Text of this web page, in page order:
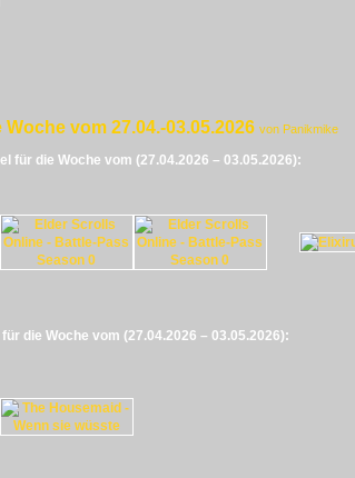
Woche vom 27.04.-03.05.2026 von Panikmike
für die Woche vom (27.04.2026 – 03.05.2026):
die Woche vom (27.04.2026 – 03.05.2026):